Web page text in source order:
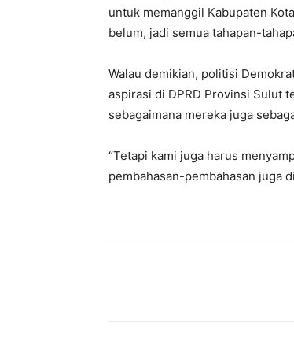
untuk memanggil Kabupaten
belum, jadi semua tahapan-
Walau demikian, politisi
aspirasi di DPRD Provinsi Sulut
sebagaimana mereka juga
“Tetapi kami juga harus
pembahasan-pembahasan juga